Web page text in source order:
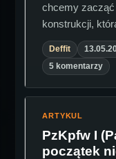
chcemy
konstrukcji,
Deffit
5 komentarzy
ARTYKUL
PzKpfw I
początek